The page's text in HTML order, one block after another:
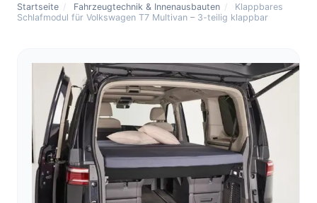
close
Produktsuche
search
arrow_forward
Startseite / Fahrzeugtechnik & Innenausbauten /
Klappbares
Schlafmodul für Volkswagen T7 Multivan – 3-teilig klappbar